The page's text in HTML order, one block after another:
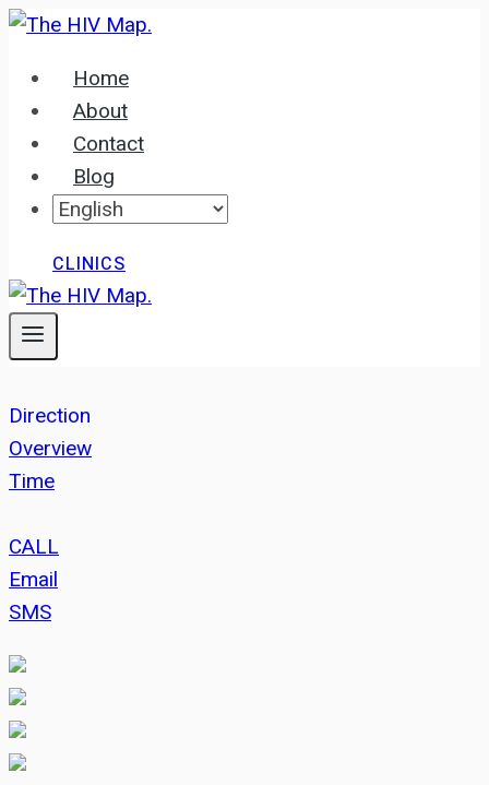
Skip
contentHome
About
Contact
Blog
CLINICS
Direction
Overview
Time
CALL
Email
SMS